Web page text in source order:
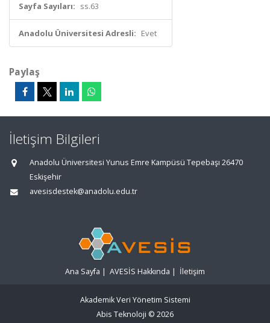
Sayfa Sayıları: ss.63
Anadolu Üniversitesi Adresli: Evet
Paylaş
İletişim Bilgileri
Anadolu Üniversitesi Yunus Emre Kampüsü Tepebaşı 26470
Eskişehir
avesisdestek@anadolu.edu.tr
Ana Sayfa | AVESİS Hakkında | İletişim
Akademik Veri Yönetim Sistemi
Abis Teknoloji © 2026